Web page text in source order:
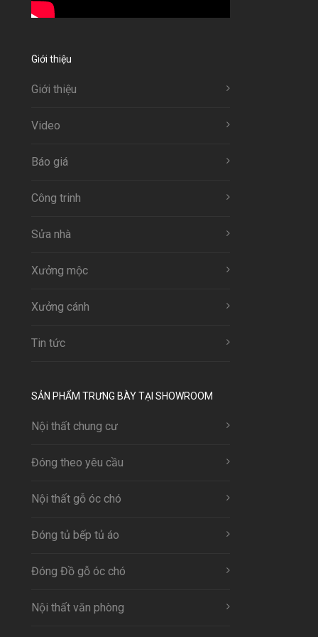
Giới thiệu
Giới thiệu
Video
Báo giá
Công trinh
Sửa nhà
Xưởng mộc
Xưởng cánh
Tin tức
SẢN PHẨM TRƯNG BÀY TẠI SHOWROOM
Nội thất chung cư
Đóng theo yêu cầu
Nội thất gỗ óc chó
Đóng tủ bếp tủ áo
Đóng Đồ gỗ óc chó
Nội thất văn phòng